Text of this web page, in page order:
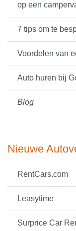
op een
7 tips om te
Voordelen van
Auto huren bij
Blog
Nieuwe
RentCars.com
Leasytime
Surprice Car